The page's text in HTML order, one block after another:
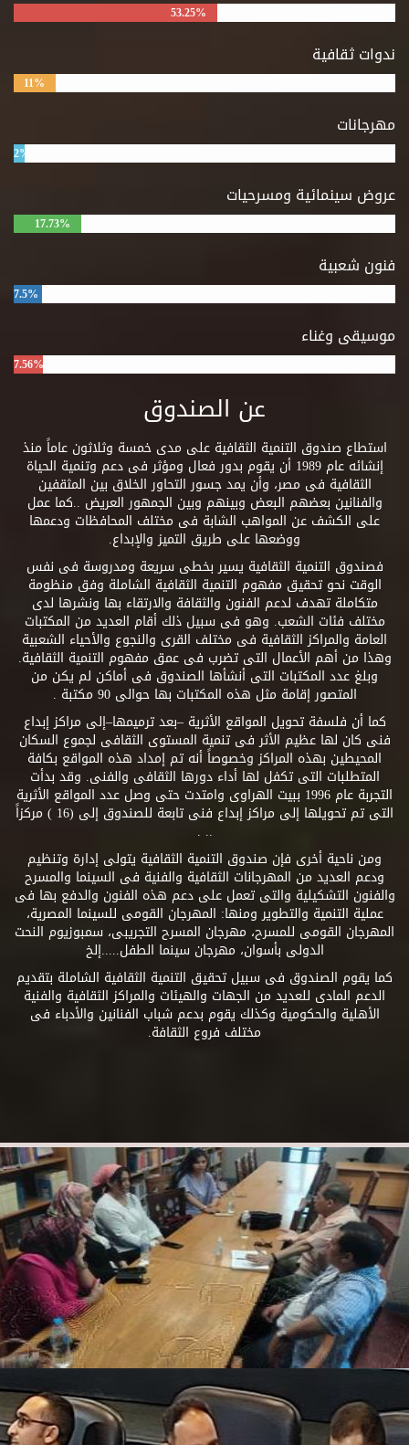
53.25%
ندوات ثقافية
11%
مهرجانات
2%
عروض سينمائية ومسرحيات
17.73%
فنون شعبية
7.5%
موسيقى وغناء
7.56%
عن الصندوق
استطاع صندوق التنمية الثقافية على مدى خمسة وثلاثون عاماً منذ
إنشائه عام 1989 أن يقوم بدور فعال ومؤثر فى دعم وتنمية الحياة
الثقافية فى مصر، وأن يمد جسور التحاور الخلاق بين المثقفين
والفنانين بعضهم البعض وبينهم وبين الجمهور العريض ..كما عمل
على الكشف عن المواهب الشابة فى مختلف المحافظات ودعمها
ووضعها على طريق التميز والإبداع.
فصندوق التنمية الثقافية يسير بخطى سريعة ومدروسة فى نفس
الوقت نحو تحقيق مفهوم التنمية الثقافية الشاملة وفق منظومة
متكاملة تهدف لدعم الفنون والثقافة والارتقاء بها ونشرها لدى
مختلف فئات الشعب. وهو فى سبيل ذلك أقام العديد من المكتبات
العامة والمراكز الثقافية فى مختلف القرى والنجوع والأحياء الشعبية
وهذا من أهم الأعمال التى تضرب فى عمق مفهوم التنمية الثقافية.
وبلغ عدد المكتبات التى أنشأها الصندوق فى أماكن لم يكن من
المتصور إقامة مثل هذه المكتبات بها حوالى 90 مكتبة .
كما أن فلسفة تحويل المواقع الأثرية –بعد ترميمها–إلى مراكز إبداع
فنى كان لها عظيم الأثر فى تنمية المستوى الثقافى لجموع السكان
المحيطين بهذه المراكز وخصوصاً أنه تم إمداد هذه المواقع بكافة
المتطلبات التى تكفل لها أداء دورها الثقافى والفنى. وقد بدأت
التجربة عام 1996 ببيت الهراوى وامتدت حتى وصل عدد المواقع الأثرية
التى تم تحويلها إلى مراكز إبداع فنى تابعة للصندوق إلى (16 ) مركزاً
.. .
ومن ناحية أخرى فإن صندوق التنمية الثقافية يتولى إدارة وتنظيم
ودعم العديد من المهرجانات الثقافية والفنية فى السينما والمسرح
والفنون التشكيلية والتى تعمل على دعم هذه الفنون والدفع بها فى
عملية التنمية والتطوير ومنها: المهرجان القومى للسينما المصرية،
المهرجان القومى للمسرح، مهرجان المسرح التجريبى، سمبوزيوم النحت
الدولى بأسوان، مهرجان سينما الطفل.....إلخ
كما يقوم الصندوق فى سبيل تحقيق التنمية الثقافية الشاملة بتقديم
الدعم المادى للعديد من الجهات والهيئات والمراكز الثقافية والفنية
الأهلية والحكومية وكذلك يقوم بدعم شباب الفنانين والأدباء فى
مختلف فروع الثقافة.